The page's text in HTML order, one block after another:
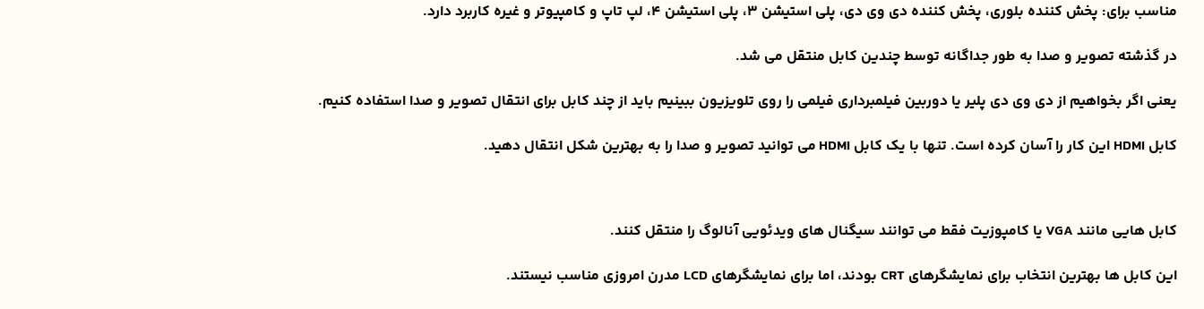
مناسب برای: پخش کننده بلوری، پخش کننده دی وی دی، پلی استیشن 3، پلی استیشن 4، لپ تاپ و کامپیوتر و غیره کاربرد دارد.
در گذشته تصویر و صدا به طور جداگانه توسط چندین کابل منتقل می شد.
یعنی اگر بخواهیم از دی وی دی پلیر یا دوربین فیلمبرداری فیلمی را روی تلویزیون ببینیم باید از چند کابل برای انتقال تصویر و صدا استفاده کنیم.
کابل HDMI این کار را آسان کرده است. تنها با یک کابل HDMI می توانید تصویر و صدا را به بهترین شکل انتقال دهید.
کابل هایی مانند VGA یا کامپوزیت فقط می توانند سیگنال های ویدئویی آنالوگ را منتقل کنند.
این کابل ها بهترین انتخاب برای نمایشگرهای CRT بودند، اما برای نمایشگرهای LCD مدرن امروزی مناسب نیستند.